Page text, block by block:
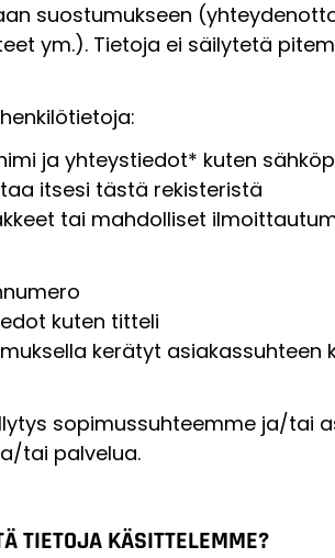
suostumukseen
ym.). Tietoja ei säilytetä
ja yhteystiedot* kuten
itsesi tästä rekisteristä
tai mahdolliset
kuten titteli
kerätyt
sopimussuhteemme ja/tai
tai palvelua.
TIETOJA KÄSITTELEMME?